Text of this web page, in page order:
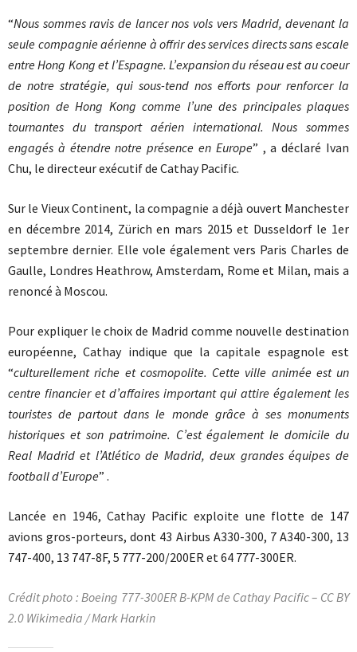
“Nous sommes ravis de lancer nos vols vers Madrid, devenant la
seule compagnie aérienne à offrir des services directs sans escale
entre Hong Kong et l’Espagne. L’expansion du réseau est au coeur
de notre stratégie, qui sous-tend nos efforts pour renforcer la
position de Hong Kong comme l’une des principales plaques
tournantes du transport aérien international. Nous sommes
engagés à étendre notre présence en Europe” , a déclaré Ivan
Chu, le directeur exécutif de Cathay Pacific.
Sur le Vieux Continent, la compagnie a déjà ouvert Manchester
en décembre 2014, Zürich en mars 2015 et Dusseldorf le 1er
septembre dernier. Elle vole également vers Paris Charles de
Gaulle, Londres Heathrow, Amsterdam, Rome et Milan, mais a
renoncé à Moscou.
Pour expliquer le choix de Madrid comme nouvelle destination
européenne, Cathay indique que la capitale espagnole est
“culturellement riche et cosmopolite. Cette ville animée est un
centre financier et d’affaires important qui attire également les
touristes de partout dans le monde grâce à ses monuments
historiques et son patrimoine. C’est également le domicile du
Real Madrid et l’Atlético de Madrid, deux grandes équipes de
football d’Europe” .
Lancée en 1946, Cathay Pacific exploite une flotte de 147
avions gros-porteurs, dont 43 Airbus A330-300, 7 A340-300, 13
747-400, 13 747-8F, 5 777-200/200ER et 64 777-300ER.
Crédit photo : Boeing 777-300ER B-KPM de Cathay Pacific – CC BY
2.0 Wikimedia / Mark Harkin